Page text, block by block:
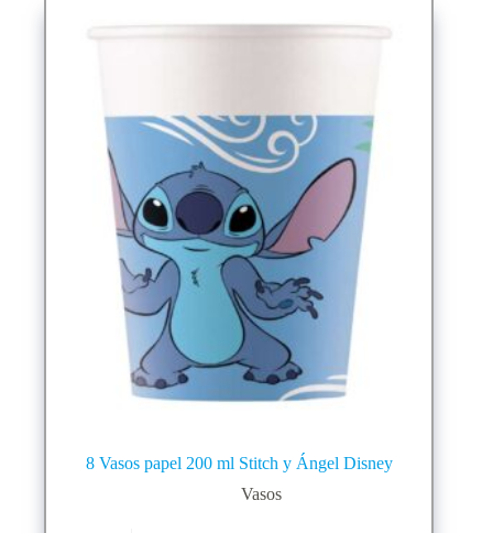
8 Vasos papel 200 ml Stitch y Ángel Disney
Vasos